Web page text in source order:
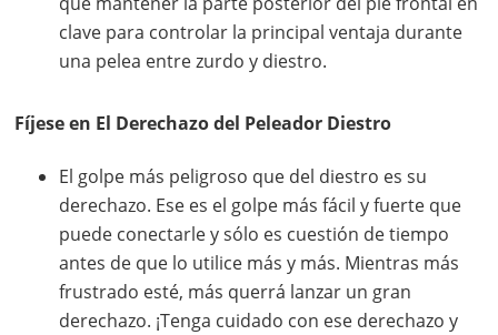
clave para controlar la principal ventaja durante
una pelea entre zurdo y diestro.
Fíjese en El Derechazo del Peleador Diestro
El golpe más peligroso que del diestro es su
derechazo. Ese es el golpe más fácil y fuerte que
puede conectarle y sólo es cuestión de tiempo
antes de que lo utilice más y más. Mientras más
frustrado esté, más querrá lanzar un gran
derechazo. ¡Tenga cuidado con ese derechazo y